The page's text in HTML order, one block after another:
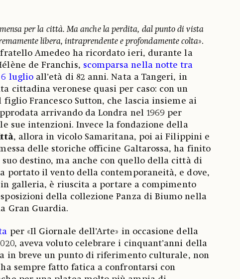
per la città. Ma anche la perdita, dal punto di vista
libera, intraprendente e profondamente colta».
Amedeo ha ricordato ieri, durante la
de Franchis, scomparsa nella notte tra
6 luglioall’età di 82 anni. Nata a Tangeri, in
cittadina veronese quasi per caso: con un
Francesco Sutton, che lascia insieme ai
arrivando da Londra nel 1969 per
sue intenzioni. Invece la fondazione della
, allora in vicolo Samaritana, poi ai Filippini e
delle storiche officine Galtarossa, ha finito
destino, ma anche con quello della città di
portato il vento della contemporaneità, e dove,
galleria, è riuscita a portare a compimento
della collezione Panza di Biumo nella
Gran Guardia.
per «Il Giornale dell’Arte» in occasione della
aveva voluto celebrare i cinquant’anni della
in breve un punto di riferimento culturale, non
sempre fatto fatica a confrontarsi con